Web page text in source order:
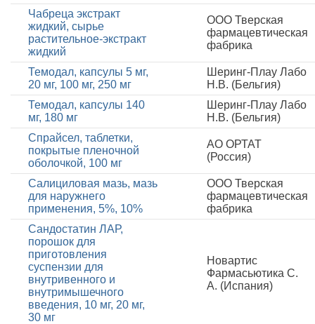
Чабреца экстракт
жидкий, сырье
растительное-экстракт
жидкий
ООО Тверская
фармацевтическая
фабрика
Темодал, капсулы 5 мг,
20 мг, 100 мг, 250 мг
Шеринг-Плау Лабо
Н.В. (Бельгия)
Темодал, капсулы 140
мг, 180 мг
Шеринг-Плау Лабо
Н.В. (Бельгия)
Спрайсел, таблетки,
покрытые пленочной
оболочкой, 100 мг
АО ОРТАТ
(Россия)
Салициловая мазь, мазь
для наружнего
применения, 5%, 10%
ООО Тверская
фармацевтическая
фабрика
Сандостатин ЛАР,
порошок для
приготовления
суспензии для
внутривенного и
внутримышечного
введения, 10 мг, 20 мг,
30 мг
Новартис
Фармасьютика С.
А. (Испания)